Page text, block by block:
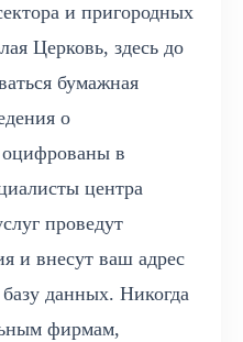
и пригородных
Церковь, здесь до
бумажная
о
в
центра
проведут
и внесут ваш адрес
данных. Никогда
фирмам,